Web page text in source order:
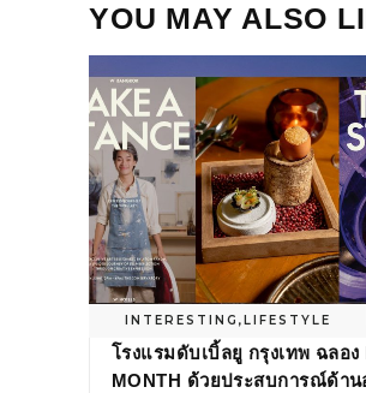
YOU MAY ALSO
INTERESTING , LIFESTYLE
โรงแรมดับเบิ้ลยู กรุงเทพ ฉลอง
MONTH ด้วยประสบการณ์ด้าน